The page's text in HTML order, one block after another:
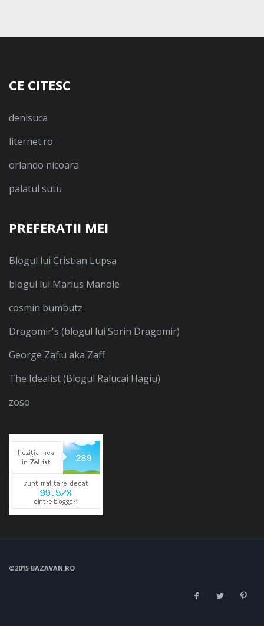
CE CITESC
denisuca
liternet.ro
orlando nicoara
palatul sutu
PREFERATII MEI
Blogul lui Cristian Lupsa
blogul lui Marius Manole
cosmin bumbutz
Dragomir's (blogul lui Sorin Dragomir)
George Zafiu aka Zaff
The Idealist (Blogul Ralucai Hagiu)
zoso
©2015 BAZAVAN.RO